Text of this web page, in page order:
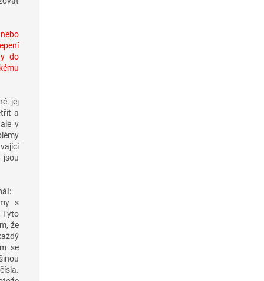
do
jej
a
v
s
Tyto
že
se